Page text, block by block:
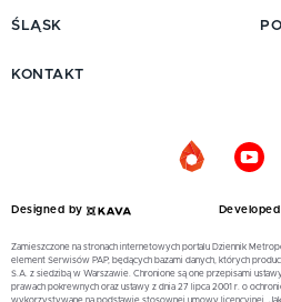
ŚLĄSK
KONTAKT
Designed by
Zamieszczone na stronach internetowych portalu Dziennik
element Serwisów PAP, będących bazami danych, których
S.A. z siedzibą w Warszawie. Chronione są one przepisami
prawach pokrewnych oraz ustawy z dnia 27 lipca 2001 r. o